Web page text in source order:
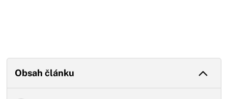
Obsah článku